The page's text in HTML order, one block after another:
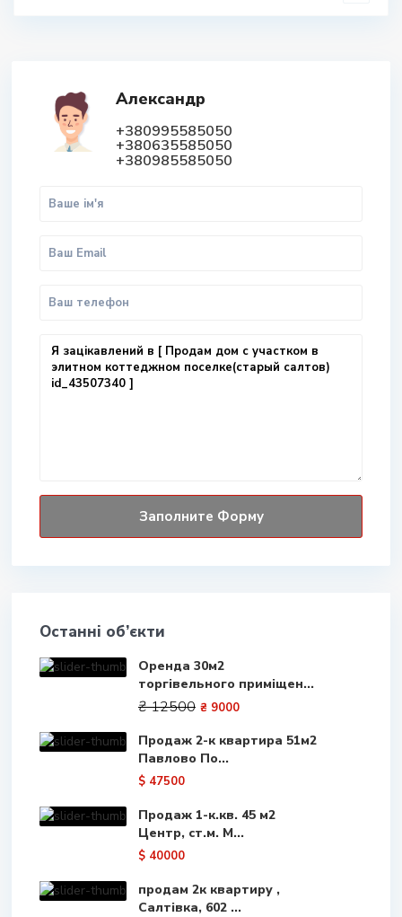
Александр
+380995585050
+380635585050
+380985585050
Останні об’єкти
Оренда 30м2
торгівельного приміщен...
₴ 12500 ₴ 9000
Продаж 2-к квартира 51м2
Павлово По...
$ 47500
Продаж 1-к.кв. 45 м2
Центр, ст.м. М...
$ 40000
продам 2к квартиру ,
Салтівка, 602 ...